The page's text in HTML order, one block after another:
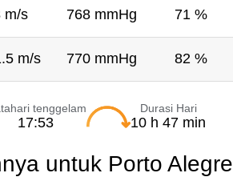
m/s 768 mmHg 71 %
m/s 770 mmHg 82 %
tenggelam
17:53
Durasi Hari
10 h 47 min
untuk Porto Alegre